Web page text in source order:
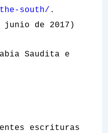
south/ .
junio de 2017)
Saudita e
escrituras